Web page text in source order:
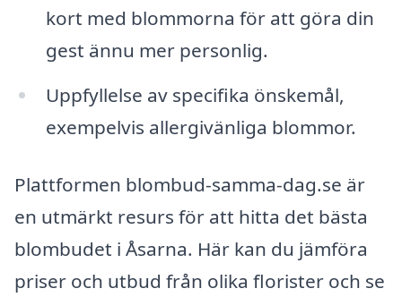
kort med blommorna för att göra din
gest ännu mer personlig.
Uppfyllelse av specifika önskemål,
exempelvis allergivänliga blommor.
Plattformen blombud-samma-dag.se är
en utmärkt resurs för att hitta det bästa
blombudet i Åsarna. Här kan du jämföra
priser och utbud från olika florister och se